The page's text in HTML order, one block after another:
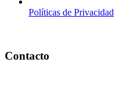
Políticas de Privacidad
Contacto